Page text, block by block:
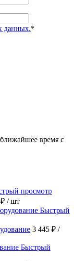
данных.*
время с
просмотр
/ шт
Быстрый
3 445 ₽ /
Быстрый